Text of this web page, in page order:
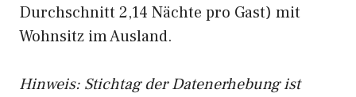
Durchschnitt 2,14 Nächte pro Gast) mit
Wohnsitz im Ausland.
Hinweis: Stichtag der Datenerhebung ist